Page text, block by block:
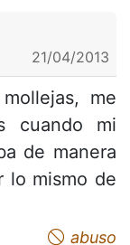
21/04/2013
me
cuando mi
de manera
lo mismo de
abuso